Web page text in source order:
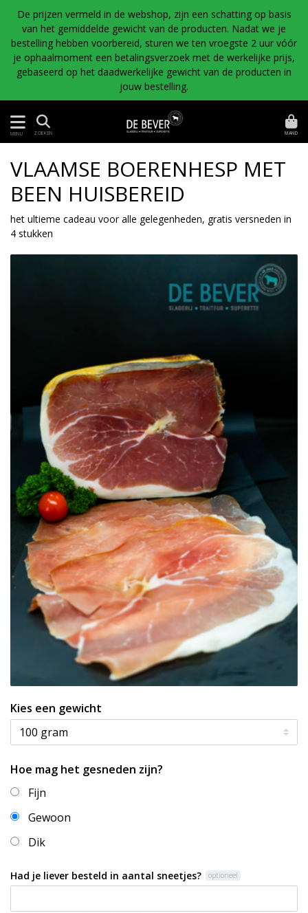
De prijzen vermeld in de webshop, zijn een schatting op basis
van het gemiddelde gewicht van de producten. Nadat we je
bestelling hebben voorbereid, sturen we ten vroegste 2 uur vóór
je ophaalmoment een betalingsverzoek met de werkelijke prijs,
gebaseerd op het daadwerkelijke gewicht van de producten in
jouw bestelling.
MENU ZOEKEN MAND
VLAAMSE BOERENHESP MET
BEEN HUISBEREID
het ultieme cadeau voor alle gelegenheden, gratis versneden in
4 stukken
Kies een gewicht
Hoe mag het gesneden zijn?
Fijn
Gewoon
Dik
Had je liever besteld in aantal sneetjes? optioneel